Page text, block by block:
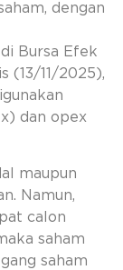
dengan
Bursa Efek
(13/11/2025),
dan opex
maupun
Namun,
calon
saham
saham